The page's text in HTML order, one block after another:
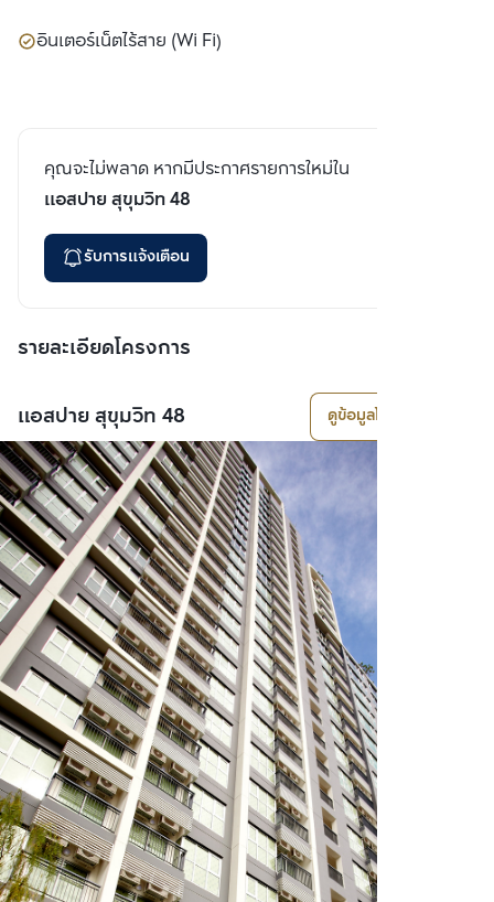
อินเตอร์เน็ตไร้สาย (Wi Fi)
คุณจะไม่พลาด หากมีประกาศรายการใหม่ใน
แอสปาย สุขุมวิท 48
รับการแจ้งเตือน
รายละเอียดโครงการ
แอสปาย สุขุมวิท 48 ดูข้อมูลโครงการ